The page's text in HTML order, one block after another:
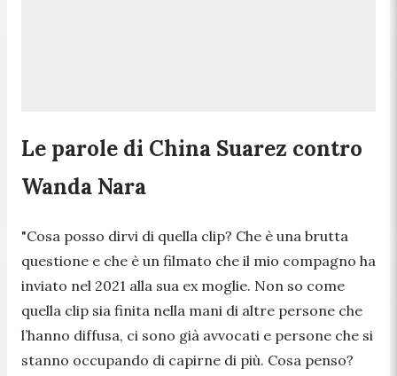
Le parole di China Suarez contro
Wanda Nara
"Cosa posso dirvi di quella clip? Che è una brutta
questione e che è un filmato che il mio compagno ha
inviato nel 2021 alla sua ex moglie. Non so come
quella clip sia finita nella mani di altre persone che
l’hanno diffusa, ci sono già avvocati e persone che si
stanno occupando di capirne di più. Cosa penso?